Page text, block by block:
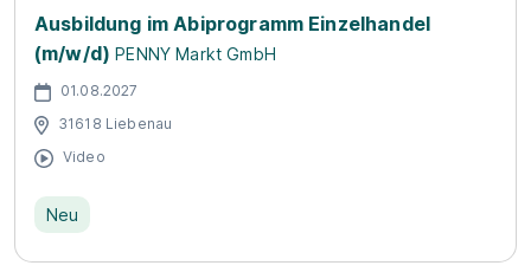
Ausbildung im Abiprogramm Einzelhandel
(m/w/d) PENNY Markt GmbH
01.08.2027
31618 Liebenau
Video
Neu